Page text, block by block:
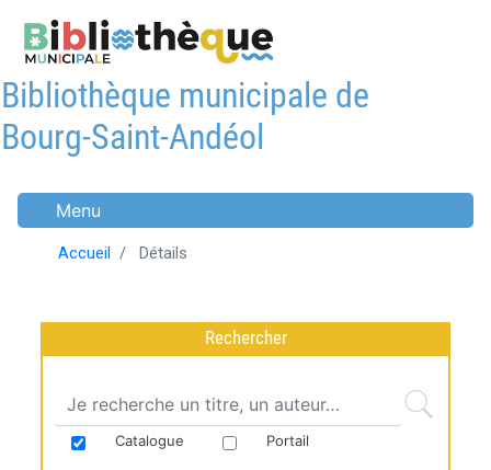
au
principal
Bibliothèque municipale de
Bourg-Saint-Andéol
Menu
Accueil Détails
Rechercher
Catalogue Portail